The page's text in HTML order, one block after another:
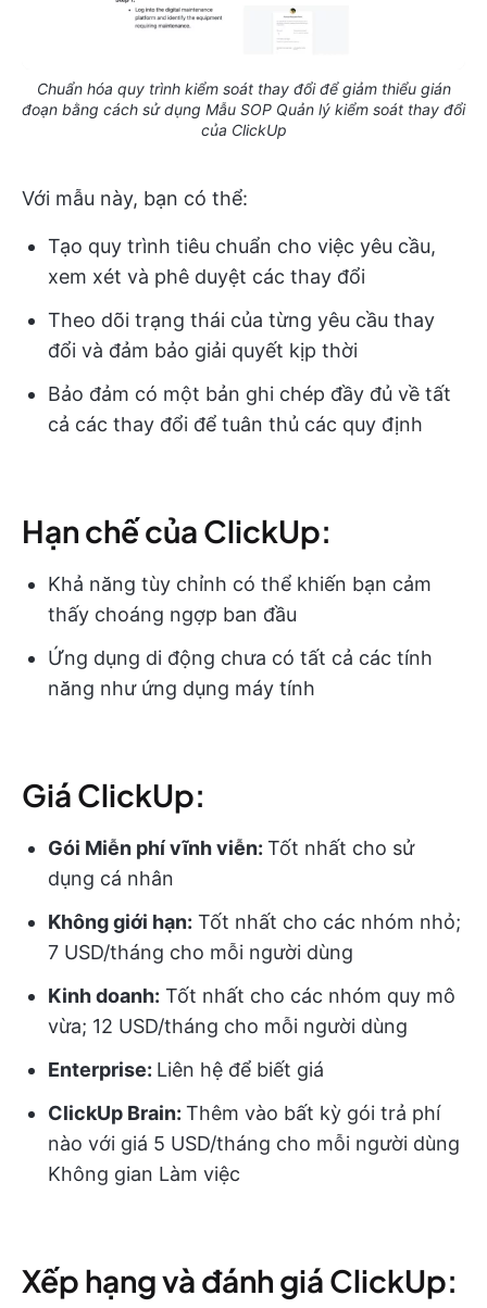
Chuẩn hóa quy trình kiểm soát thay đổi để giảm thiểu gián
đoạn bằng cách sử dụng Mẫu SOP Quản lý kiểm soát thay đổi
của ClickUp
Với mẫu này, bạn có thể:
Tạo quy trình tiêu chuẩn cho việc yêu cầu,
xem xét và phê duyệt các thay đổi
Theo dõi trạng thái của từng yêu cầu thay
đổi và đảm bảo giải quyết kịp thời
Bảo đảm có một bản ghi chép đầy đủ về tất
cả các thay đổi để tuân thủ các quy định
Hạn chế của ClickUp:
Khả năng tùy chỉnh có thể khiến bạn cảm
thấy choáng ngợp ban đầu
Ứng dụng di động chưa có tất cả các tính
năng như ứng dụng máy tính
Giá ClickUp:
Gói Miễn phí vĩnh viễn: Tốt nhất cho sử
dụng cá nhân
Không giới hạn: Tốt nhất cho các nhóm nhỏ;
7 USD/tháng cho mỗi người dùng
Kinh doanh: Tốt nhất cho các nhóm quy mô
vừa; 12 USD/tháng cho mỗi người dùng
Enterprise: Liên hệ để biết giá
ClickUp Brain: Thêm vào bất kỳ gói trả phí
nào với giá 5 USD/tháng cho mỗi người dùng
Không gian Làm việc
Xếp hạng và đánh giá ClickUp: